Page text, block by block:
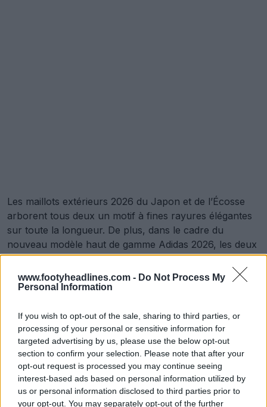
www.footyheadlines.com - Do Not Process My
Personal Information
If you wish to opt-out of the sale, sharing to third parties, or
processing of your personal or sensitive information for
targeted advertising by us, please use the below opt-out
section to confirm your selection. Please note that after your
opt-out request is processed you may continue seeing
interest-based ads based on personal information utilized by
us or personal information disclosed to third parties prior to
your opt-out. You may separately opt-out of the further
Les maillots extérieurs 2026 du Japon et de l’Écosse
arborent tous deux un motif à fines rayures élégantes
sur toute la longueur. De plus, dans le cadre du
nouveau modèle haut de gamme Adidas 2026, les deux
maillots arborent fièrement l’emblématique logo Trefoil
vintage sur la poitrine droite.
classique et des motifs à fines rayures subtils et raffinés
a donné à l’ensemble du match une touche à la fois
sophistiquée et nostalgique. C’est sans doute l’un des
plus beaux duels de maillots que nous ayons vus lors
de cette série de rencontres internationales.